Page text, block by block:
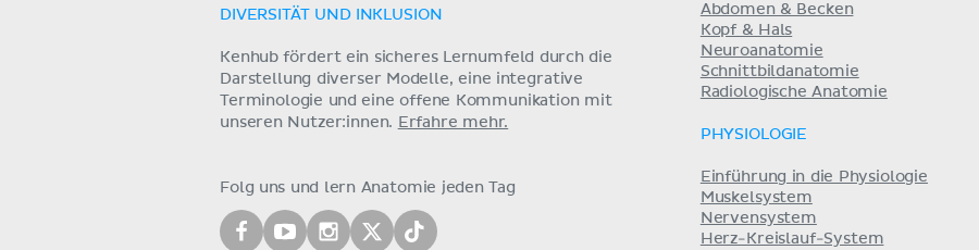
DIVERSITÄT UND INKLUSION
Kenhub fördert ein sicheres Lernumfeld durch die
Darstellung diverser Modelle, eine integrative
Terminologie und eine offene Kommunikation mit
unseren Nutzer:innen. Erfahre mehr.
Folg uns und lern Anatomie jeden Tag
Abdomen & Becken
Kopf & Hals
Neuroanatomie
Schnittbildanatomie
Radiologische Anatomie
PHYSIOLOGIE
Einführung in die Physiologie
Muskelsystem
Nervensystem
Herz-Kreislauf-System